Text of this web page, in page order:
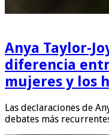
Anya Taylor-
diferencia
mujeres y los
Las declaraciones de
debates más